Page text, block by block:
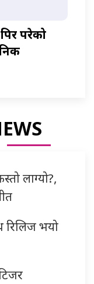
परेको
लाग्यो?,
रिलिज भयो